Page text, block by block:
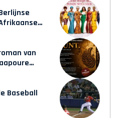
van
Baseball